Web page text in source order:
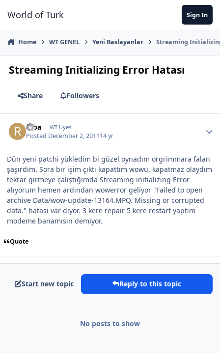
World of Turk Sign In
Home WT GENEL Yeni Baslayanlar Streaming
Streaming Initializing Error Hatası
Share Followers
raba WT Uyesi
Posted December 2, 201114 yr
Dün yeni patchi yükledim bi güzel oynadım orgrimmara falan
şaşırdım. Sora bir işim çıktı kapattım wowu, kapatmaz olaydım
tekrar girmeye çalıştığımda Streaming initializing Error
alıyorum hemen ardından wowerror geliyor "Failed to open
archive Data/wow-update-13164.MPQ. Missing or corrupted
data." hatası var diyor. 3 kere repair 5 kere restart yaptım
modeme banamısın demiyor.
Quote
Start new topic Reply to this topic
No posts to show